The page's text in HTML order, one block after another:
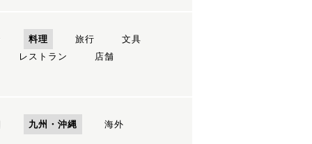
料理 旅行
文具
レストラン
店舗
九州・沖縄 海外